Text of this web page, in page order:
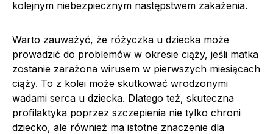
kolejnym niebezpiecznym następstwem zakażenia.
Warto zauważyć, że różyczka u dziecka może
prowadzić do problemów w okresie ciąży, jeśli matka
zostanie zarażona wirusem w pierwszych miesiącach
ciąży. To z kolei może skutkować wrodzonymi
wadami serca u dziecka. Dlatego też, skuteczna
profilaktyka poprzez szczepienia nie tylko chroni
dziecko, ale również ma istotne znaczenie dla